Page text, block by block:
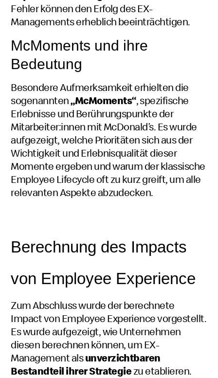
Fehler können den Erfolg des EX-
Managements erheblich beeinträchtigen.
McMoments Mac
und ihre
Bedeutung
Besondere Aufmerksamkeit erhielten die
sogenannten„McMoments“Mac
Moments
, spezifische
Erlebnisse und Berührungspunkte der
Mitarbeiter:innen mitMcDonald’s. Es wurde
aufgezeigt, welche Prioritäten sich aus der
Wichtigkeit und Erlebnisqualität dieser
Momente ergeben und warum der klassische
Employee Lifecycleoft zu kurz greift, um alle
relevanten Aspekte abzudecken.
Berechnung des Impacts
von Employee Experience
Zum Abschluss wurde der berechnete
ImpactvonEmployee Experiencevorgestellt.
Es wurde aufgezeigt, wie Unternehmen
diesen berechnen können, um EX-
Management alsunverzichtbaren
Bestandteil ihrer Strategiezu etablieren.